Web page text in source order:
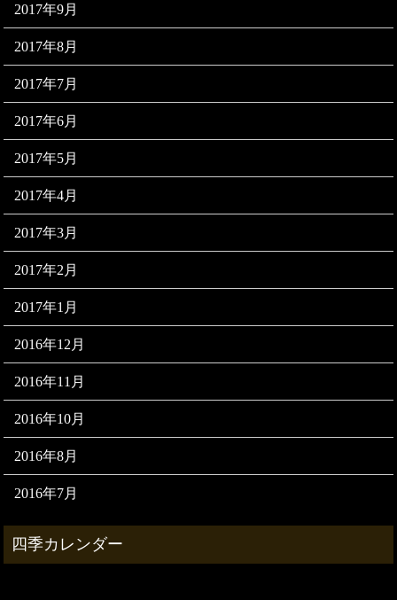
2017年9月
2017年8月
2017年7月
2017年6月
2017年5月
2017年4月
2017年3月
2017年2月
2017年1月
2016年12月
2016年11月
2016年10月
2016年8月
2016年7月